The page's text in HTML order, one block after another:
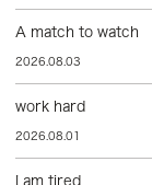
A match to watch
2026.08.03
work hard
2026.08.01
I am tired